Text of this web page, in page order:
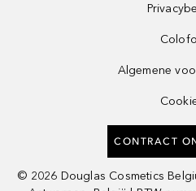
Algemene
CONTRACT
© 2026 Douglas Cosmetics